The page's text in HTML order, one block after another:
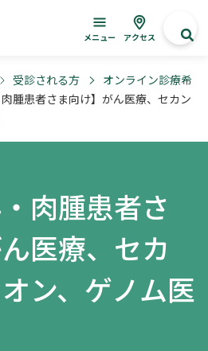
メニュー アクセス
受診される方
オンライン診療希
肉腫患者さま向け】がん医療、セカン
・肉腫患者さ
医療、セカ
ン、ゲノム医